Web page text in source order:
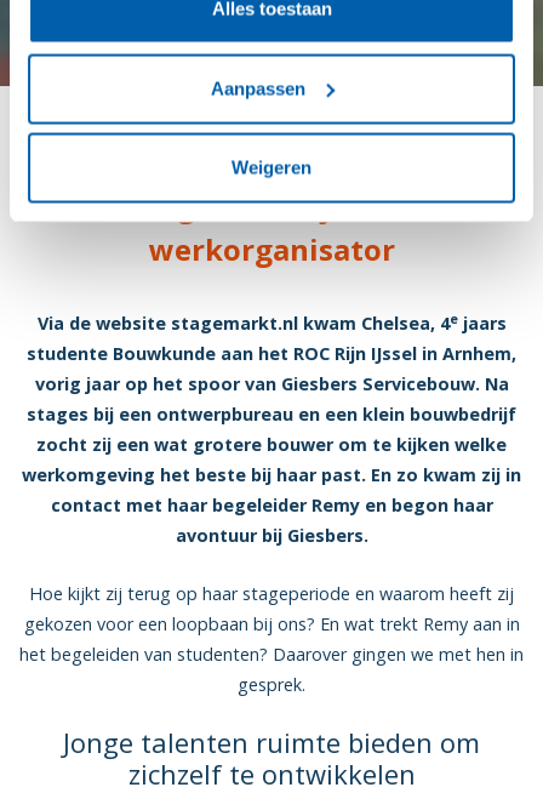
Alles toestaan
Aanpassen
Weigeren
Het verhaal van Chelsea: van
stagiaire tot junior
werkorganisator
Via de website stagemarkt.nl kwam Chelsea, 4ejaars
studente Bouwkunde aan het ROC Rijn IJssel in Arnhem,
vorig jaar op het spoor van Giesbers Servicebouw. Na
stages bij een ontwerpbureau en een klein bouwbedrijf
zocht zij een wat grotere bouwer om te kijken welke
werkomgeving het beste bij haar past. En zo kwam zij in
contact met haar begeleider Remy en begon haar
avontuur bij Giesbers.
Hoe kijkt zij terug op haar stageperiode en waarom heeft zij
gekozen voor een loopbaan bij ons? En wat trekt Remy aan in
het begeleiden van studenten? Daarover gingen we met hen in
gesprek.
Jonge talenten ruimte bieden om
zichzelf te ontwikkelen